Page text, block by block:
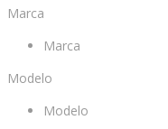
Marca
Marca
Modelo
Modelo